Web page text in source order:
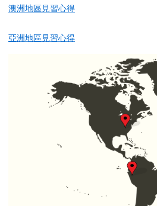
澳洲地區見習心得
亞洲地區見習心得